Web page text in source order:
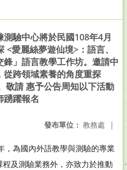
驗中心將於民國108年4月
愛麗絲夢遊仙境>：語言、
」語言教學工作坊。邀請中
跨領域素養的角度重探
請 惠予公告周知以下活動
踴躍報名
發布單位： 教務處 |
，為國內外語教學與測驗的專業
及測驗業務外，亦致力於推動